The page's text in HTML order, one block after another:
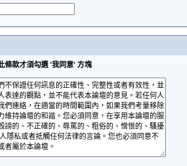
條款才須勾選 '我同意' 方塊